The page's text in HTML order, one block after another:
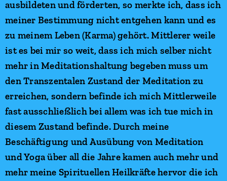
ausbildeten und förderten, so merkte ich, dass ich
meiner Bestimmung nicht entgehen kann und es
zu meinem Leben (Karma) gehört. Mittlerer weile
ist es bei mir so weit, dass ich mich selber nicht
mehr in Meditationshaltung begeben muss um
den Transzentalen Zustand der Meditation zu
erreichen, sondern befinde ich mich Mittlerweile
fast ausschließlich bei allem was ich tue mich in
diesem Zustand befinde. Durch meine
Beschäftigung und Ausübung von Meditation
und Yoga über all die Jahre kamen auch mehr und
mehr meine Spirituellen Heilkräfte hervor die ich